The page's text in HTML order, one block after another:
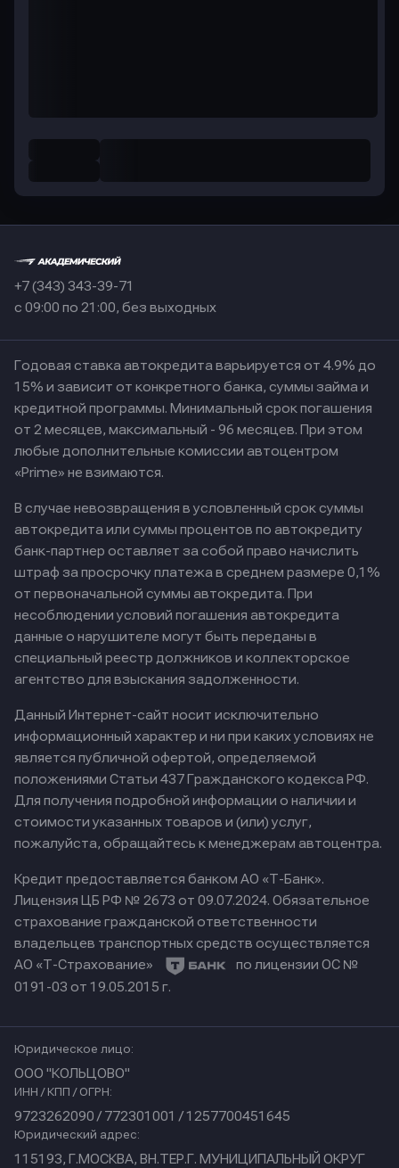
+7 (343) 343-39-71
с 09:00 по 21:00, без выходных
Годовая ставка автокредита варьируется от 4.9% до
15% и зависит от конкретного банка, суммы займа и
кредитной программы. Минимальный срок погашения
от 2 месяцев, максимальный - 96 месяцев. При этом
любые дополнительные комиссии автоцентром
«Prime» не взимаются.
В случае невозвращения в условленный срок суммы
автокредита или суммы процентов по автокредиту
банк-партнер оставляет за собой право начислить
штраф за просрочку платежа в среднем размере 0,1%
от первоначальной суммы автокредита. При
несоблюдении условий погашения автокредита
данные о нарушителе могут быть переданы в
специальный реестр должников и коллекторское
агентство для взыскания задолженности.
Данный Интернет-сайт носит исключительно
информационный характер и ни при каких условиях не
является публичной офертой, определяемой
положениями Статьи 437 Гражданского кодекса РФ.
Для получения подробной информации о наличии и
стоимости указанных товаров и (или) услуг,
пожалуйста, обращайтесь к менеджерам автоцентра.
Кредит предоставляется банком АО «Т-Банк».
Лицензия ЦБ РФ № 2673 от 09.07.2024. Обязательное
страхование гражданской ответственности
владельцев транспортных средств осуществляется
АО «Т-Страхование»
по лицензии ОС №
0191-03 от 19.05.2015 г.
Юридическое лицо:
ООО "КОЛЬЦОВО"
ИНН / КПП / ОГРН:
9723262090 / 772301001 / 1257700451645
Юридический адрес:
115193, Г.МОСКВА, ВН.ТЕР.Г. МУНИЦИПАЛЬНЫЙ ОКРУГ